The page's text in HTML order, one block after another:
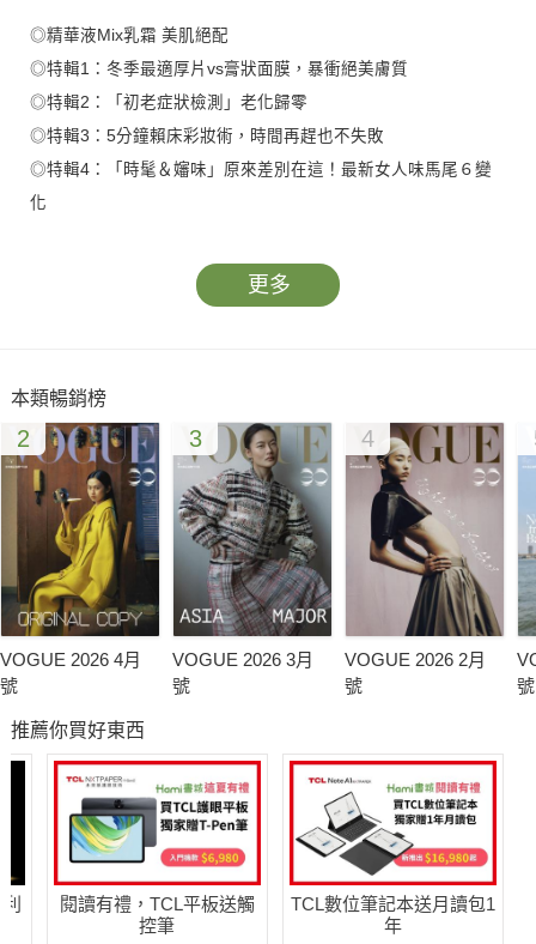
◎精華液Mix乳霜 美肌絕配
◎特輯1：冬季最適厚片vs膏狀面膜，暴衝絕美膚質
◎特輯2：「初老症狀檢測」老化歸零
◎特輯3：5分鐘賴床彩妝術，時間再趕也不失敗
◎特輯4：「時髦＆嬸味」原來差別在這！最新女人味馬尾６變
化
更多
本類暢銷榜
2
VOGUE 2026 4月
號
3
VOGUE 2026 3月
號
4
VOGUE 2026 2月
號
號
推薦你買好東西
閱讀有禮，TCL平板送觸
控筆
TCL數位筆記本送月讀包1
年